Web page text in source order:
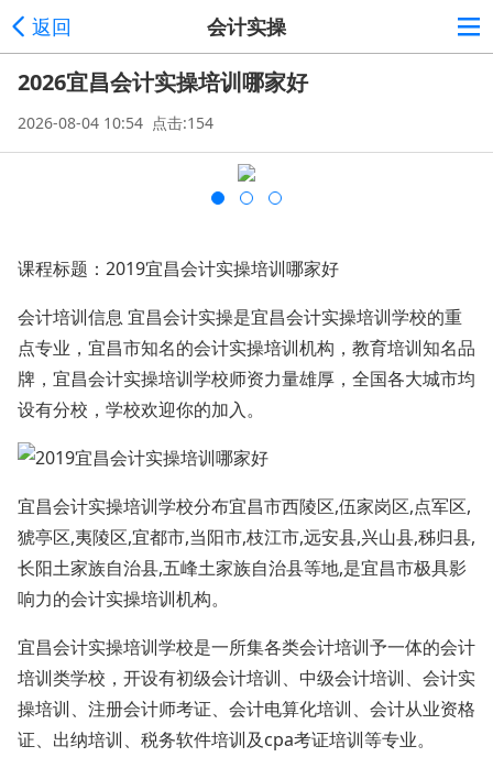
返回 会计实操
2026宜昌会计实操培训哪家好
2026-08-04 10:54 点击:154
课程标题：2019宜昌会计实操培训哪家好
会计培训信息 宜昌会计实操是宜昌会计实操培训学校的重
点专业，宜昌市知名的会计实操培训机构，教育培训知名品
牌，宜昌会计实操培训学校师资力量雄厚，全国各大城市均
设有分校，学校欢迎你的加入。
宜昌会计实操培训学校分布宜昌市西陵区,伍家岗区,点军区,
猇亭区,夷陵区,宜都市,当阳市,枝江市,远安县,兴山县,秭归县,
长阳土家族自治县,五峰土家族自治县等地,是宜昌市极具影
响力的会计实操培训机构。
宜昌会计实操培训学校是一所集各类会计培训予一体的会计
培训类学校，开设有初级会计培训、中级会计培训、会计实
操培训、注册会计师考证、会计电算化培训、会计从业资格
证、出纳培训、税务软件培训及cpa考证培训等专业。